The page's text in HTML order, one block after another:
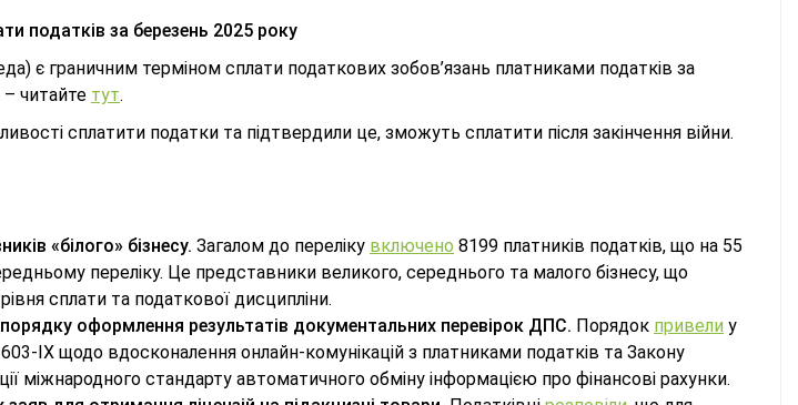
податків за березень 2025 року
є граничним терміном сплати податкових зобов’язань платниками податків за
читайте тут.
сплатити податки та підтвердили це, зможуть сплатити після закінчення війни.
«білого» бізнесу. Загалом до переліку включено 8199 платників податків, що на 55
переліку. Це представники великого, середнього та малого бізнесу, що
сплати та податкової дисципліни.
оформлення результатів документальних перевірок ДПС. Порядок привели у
ІХ щодо вдосконалення онлайн-комунікацій з платниками податків та Закону
міжнародного стандарту автоматичного обміну інформацією про фінансові рахунки.